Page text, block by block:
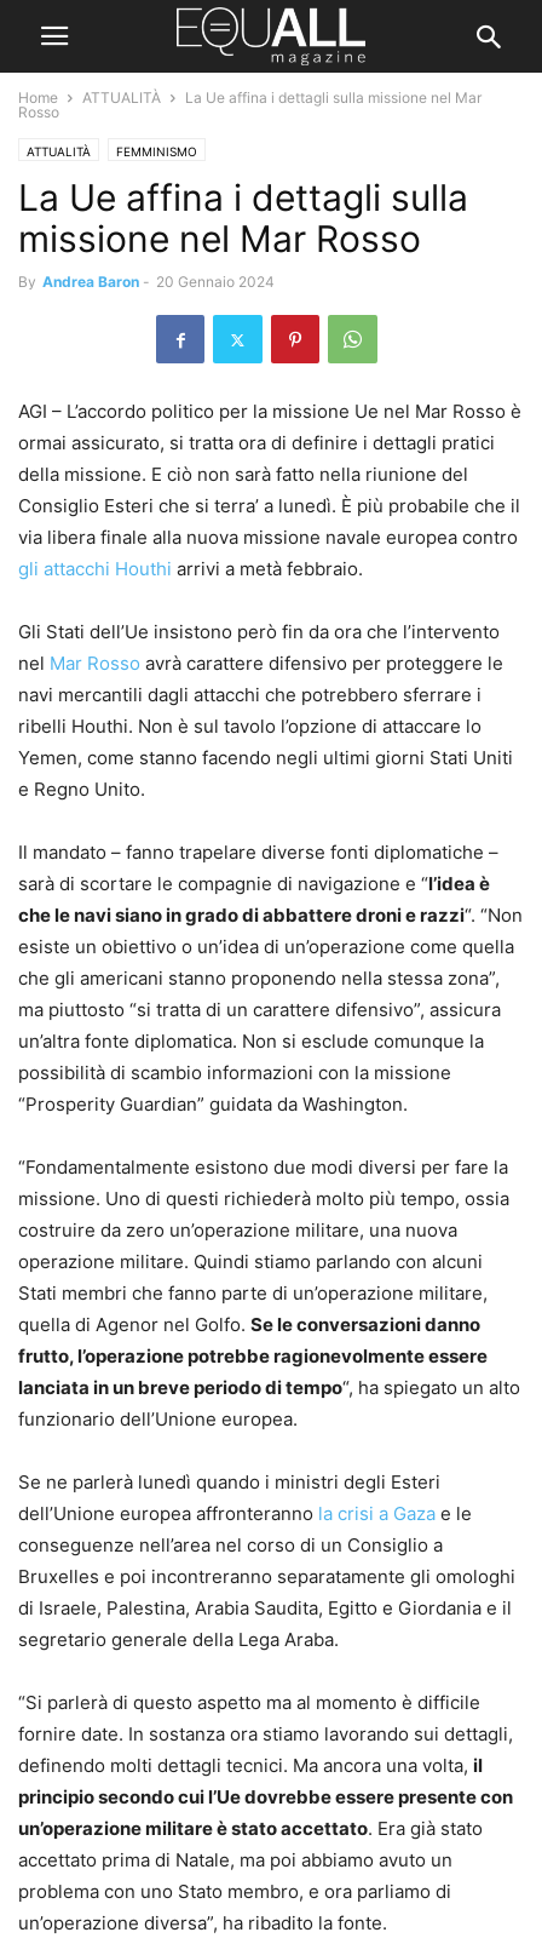
Home ATTUALITÀ
La Ue affina i dettagli sulla missione nel Mar
Rosso
ATTUALITÀ FEMMINISMO
La Ue affina i dettagli sulla
missione nel Mar Rosso
By Andrea Baron - 20 Gennaio 2024
AGI – L’accordo politico per la missione Ue nel Mar Rosso è
ormai assicurato, si tratta ora di definire i dettagli pratici
della missione. E ciò non sarà fatto nella riunione del
Consiglio Esteri che si terra’ a lunedì. È più probabile che il
via libera finale alla nuova missione navale europea contro
gli attacchi Houthi arrivi a metà febbraio.
Gli Stati dell’Ue insistono però fin da ora che l’intervento
nel Mar Rosso avrà carattere difensivo per proteggere le
navi mercantili dagli attacchi che potrebbero sferrare i
ribelli Houthi. Non è sul tavolo l’opzione di attaccare lo
Yemen, come stanno facendo negli ultimi giorni Stati Uniti
e Regno Unito.
Il mandato – fanno trapelare diverse fonti diplomatiche –
sarà di scortare le compagnie di navigazione e “l’idea è
che le navi siano in grado di abbattere droni e razzi“. “Non
esiste un obiettivo o un’idea di un’operazione come quella
che gli americani stanno proponendo nella stessa zona”,
ma piuttosto “si tratta di un carattere difensivo”, assicura
un’altra fonte diplomatica. Non si esclude comunque la
possibilità di scambio informazioni con la missione
“Prosperity Guardian” guidata da Washington.
“Fondamentalmente esistono due modi diversi per fare la
missione. Uno di questi richiederà molto più tempo, ossia
costruire da zero un’operazione militare, una nuova
operazione militare. Quindi stiamo parlando con alcuni
Stati membri che fanno parte di un’operazione militare,
quella di Agenor nel Golfo. Se le conversazioni danno
frutto, l’operazione potrebbe ragionevolmente essere
lanciata in un breve periodo di tempo“, ha spiegato un alto
funzionario dell’Unione europea.
Se ne parlerà lunedì quando i ministri degli Esteri
dell’Unione europea affronteranno la crisi a Gaza e le
conseguenze nell’area nel corso di un Consiglio a
Bruxelles e poi incontreranno separatamente gli omologhi
di Israele, Palestina, Arabia Saudita, Egitto e Giordania e il
segretario generale della Lega Araba.
“Si parlerà di questo aspetto ma al momento è difficile
fornire date. In sostanza ora stiamo lavorando sui dettagli,
definendo molti dettagli tecnici. Ma ancora una volta, il
principio secondo cui l’Ue dovrebbe essere presente con
un’operazione militare è stato accettato. Era già stato
accettato prima di Natale, ma poi abbiamo avuto un
problema con uno Stato membro, e ora parliamo di
un’operazione diversa”, ha ribadito la fonte.